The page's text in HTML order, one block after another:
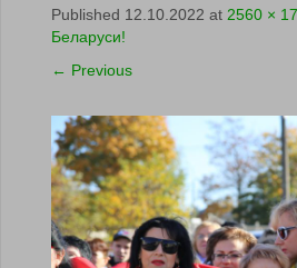
Published 12.10.2022 at 2560 ×
Беларуси!
← Previous